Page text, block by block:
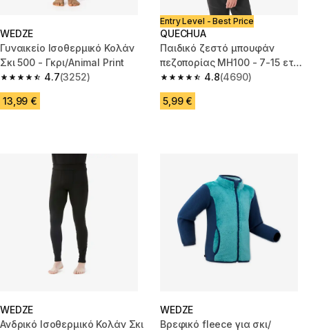
WEDZE
Γυναικείο Ισοθερμικό Κολάν
Σκι 500 - Γκρι/Animal Print
4.7
4.7 out of 5 stars from 3252 reviews
(3252)
13,99 €
Entry Level - Best Price
QUECHUA
Παιδικό ζεστό μπουφάν
πεζοπορίας MH100 - 7-15 ετών
Half zip - Navy μπλε
4.8
4.8 out of 5 stars from 4690
(4690)
5,99 €
WEDZE
Ανδρικό Ισοθερμικό Κολάν Σκι
WEDZE
Βρεφικό fleece για σκι/